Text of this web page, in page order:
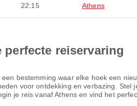
22:15 Athens
reiservaring
bestemming waar elke hoek een
voor ontdekking en verbazing.
je reis vanaf Athens en vind het